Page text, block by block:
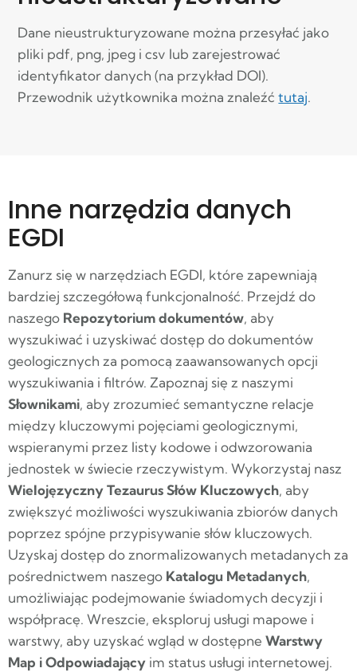
Dane nieustrukturyzowane można przesyłać jako
pliki pdf, png, jpeg i csv lub zarejestrować
identyfikator danych (na przykład DOI).
Przewodnik użytkownika można znaleźćtutaj.
Inne narzędzia danych
EGDI
Zanurz się w narzędziach EGDI, które zapewniają
bardziej szczegółową funkcjonalność. Przejdź do
naszego Repozytorium dokumentów, aby
wyszukiwać i uzyskiwać dostęp do dokumentów
geologicznych za pomocą zaawansowanych opcji
wyszukiwania i filtrów. Zapoznaj się z naszymi
Słownikami, aby zrozumieć semantyczne relacje
między kluczowymi pojęciami geologicznymi,
wspieranymi przez listy kodowe i odwzorowania
jednostek w świecie rzeczywistym. Wykorzystaj nasz
Wielojęzyczny Tezaurus Słów Kluczowych, aby
zwiększyć możliwości wyszukiwania zbiorów danych
poprzez spójne przypisywanie słów kluczowych.
Uzyskaj dostęp do znormalizowanych metadanych za
pośrednictwem naszego Katalogu Metadanych,
umożliwiając podejmowanie świadomych decyzji i
współpracę. Wreszcie, eksploruj usługi mapowe i
warstwy, aby uzyskać wgląd w dostępne Warstwy
Map i Odpowiadający im status usługi internetowej.